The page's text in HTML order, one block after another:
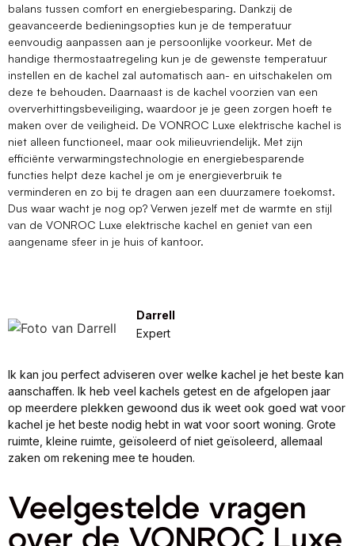
balans tussen comfort en energiebesparing. Dankzij de
geavanceerde bedieningsopties kun je de temperatuur
eenvoudig aanpassen aan je persoonlijke voorkeur. Met de
handige thermostaatregeling kun je de gewenste temperatuur
instellen en de kachel zal automatisch aan- en uitschakelen om
deze te behouden. Daarnaast is de kachel voorzien van een
oververhittingsbeveiliging, waardoor je je geen zorgen hoeft te
maken over de veiligheid. De VONROC Luxe elektrische kachel is
niet alleen functioneel, maar ook milieuvriendelijk. Met zijn
efficiënte verwarmingstechnologie en energiebesparende
functies helpt deze kachel je om je energieverbruik te
verminderen en zo bij te dragen aan een duurzamere toekomst.
Dus waar wacht je nog op? Verwen jezelf met de warmte en stijl
van de VONROC Luxe elektrische kachel en geniet van een
aangename sfeer in je huis of kantoor.
Darrell
Expert
Ik kan jou perfect adviseren over welke kachel je het beste kan
aanschaffen. Ik heb veel kachels getest en de afgelopen jaar
op meerdere plekken gewoond dus ik weet ook goed wat voor
kachel je het beste nodig hebt in wat voor soort woning. Grote
ruimte, kleine ruimte, geïsoleerd of niet geïsoleerd, allemaal
zaken om rekening mee te houden.
Veelgestelde vragen
over de VONROC Luxe